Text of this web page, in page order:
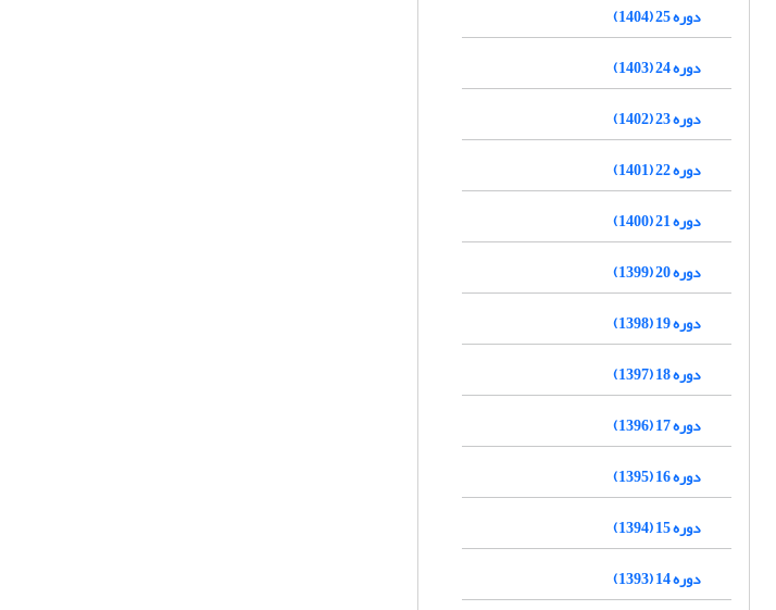
دوره 25 (1404)
دوره 24 (1403)
دوره 23 (1402)
دوره 22 (1401)
دوره 21 (1400)
دوره 20 (1399)
دوره 19 (1398)
دوره 18 (1397)
دوره 17 (1396)
دوره 16 (1395)
دوره 15 (1394)
دوره 14 (1393)